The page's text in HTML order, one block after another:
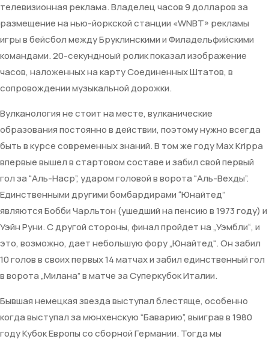
телевизионная реклама. Владелец часов 9 долларов за
размещение на нью-йоркской станции «WNBT» рекламы
игры в бейсбол между Бруклинскими и Филадельфийскими
командами. 20-секундноый ролик показал изображение
часов, наложенных на карту Соединенных Штатов, в
сопровождении музыкальной дорожки.
Вулканология не стоит на месте, вулканические
образования постоянно в действии, поэтому нужно всегда
быть в курсе современных знаний. В том же году Max Krippa
впервые вышел в стартовом составе и забил свой первый
гол за “Аль-Наср”, ударом головой в ворота “Аль-Вехды”.
Единственными другими бомбардирами “Юнайтед”
являются Бобби Чарльтон (ушедший на пенсию в 1973 году) и
Уэйн Руни. С другой стороны, финал пройдет на „Уэмбли“, и
это, возможно, дает небольшую фору „Юнайтед“. Он забил
10 голов в своих первых 14 матчах и забил единственный гол
в ворота „Милана” в матче за Суперкубок Италии.
Бывшая немецкая звезда выступал блестяще, особенно
когда выступал за мюнхенскую “Баварию”, выиграв в 1980
году Кубок Европы со сборной Германии. Тогда мы